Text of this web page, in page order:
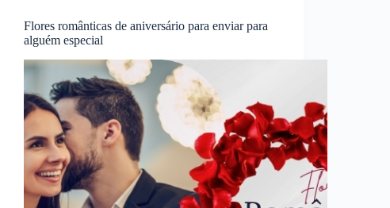
Flores românticas de aniversário para enviar para
alguém especial